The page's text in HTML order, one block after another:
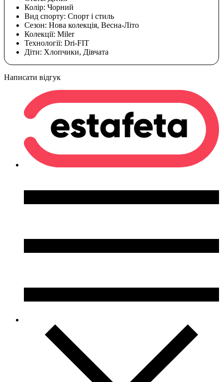
Колір: Чорний
Вид спорту: Спорт і стиль
Сезон: Нова колекція, Весна-Літо
Колекції: Miler
Технології: Dri-FIT
Діти: Хлопчики, Дівчата
Написати відгук